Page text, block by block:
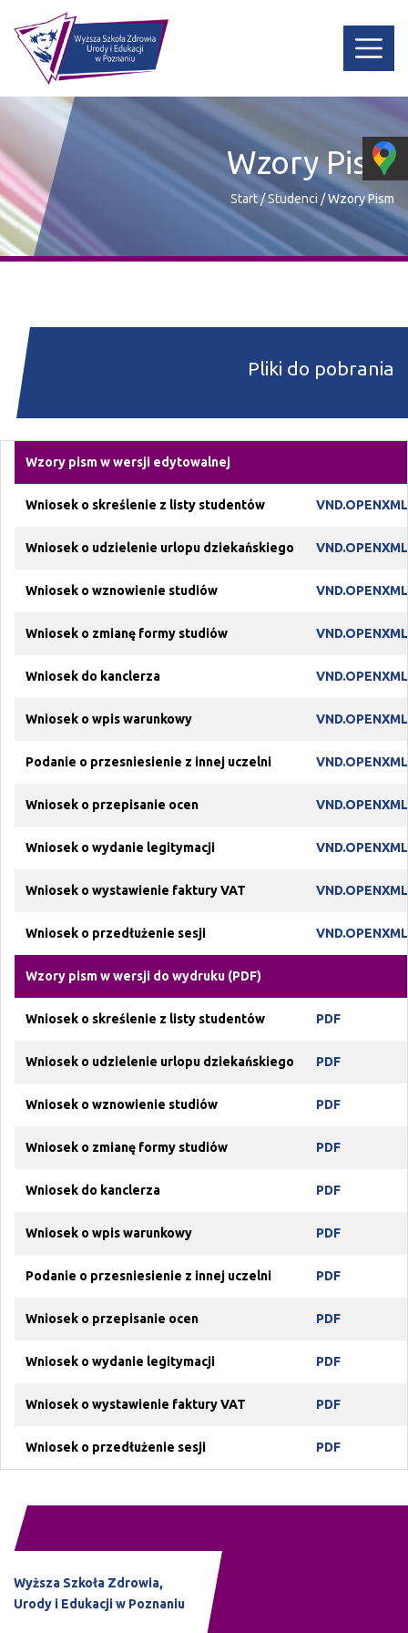
Wzory Pism
Start/Studenci /Wzory Pism
Pliki do pobrania
Wzory pism w wersji edytowalnej
Wniosek o skreślenie z listy studentów
Wniosek o udzielenie urlopu dziekańskiego
Wniosek o wznowienie studiów
Wniosek o zmianę formy studiów
Wniosek do kanclerza
Wniosek o wpis warunkowy
Podanie o przesniesienie z innej uczelni
Wniosek o przepisanie ocen
Wniosek o wydanie legitymacji
Wniosek o wystawienie faktury VAT
Wniosek o przedłużenie sesji
Wzory pism w wersji do wydruku (PDF)
Wniosek o skreślenie z listy studentów PDF
Wniosek o udzielenie urlopu dziekańskiego PDF
Wniosek o wznowienie studiów PDF
Wniosek o zmianę formy studiów PDF
Wniosek do kanclerza PDF
Wniosek o wpis warunkowy PDF
Podanie o przesniesienie z innej uczelni PDF
Wniosek o przepisanie ocen PDF
Wniosek o wydanie legitymacji PDF
Wniosek o wystawienie faktury VAT PDF
Wniosek o przedłużenie sesji PDF
Wyższa Szkoła Zdrowia,
Urody i Edukacji w Poznaniu